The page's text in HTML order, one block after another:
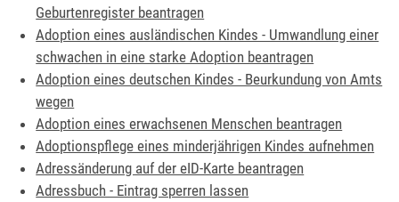
Geburtenregister beantragen
Adoption eines ausländischen Kindes - Umwandlung einer
schwachen in eine starke Adoption beantragen
Adoption eines deutschen Kindes - Beurkundung von Amts
wegen
Adoption eines erwachsenen Menschen beantragen
Adoptionspflege eines minderjährigen Kindes aufnehmen
Adressänderung auf der eID-Karte beantragen
Adressbuch - Eintrag sperren lassen